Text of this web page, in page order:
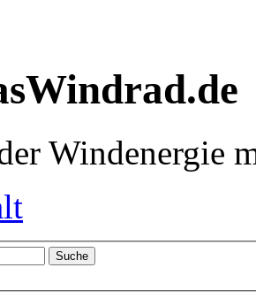
Windenergie